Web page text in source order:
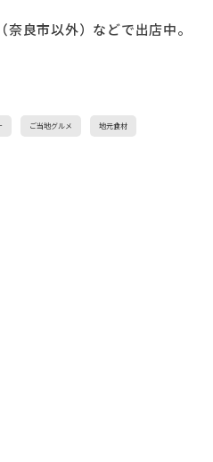
良市以外）などで出店中。
ご当地グルメ 地元食材